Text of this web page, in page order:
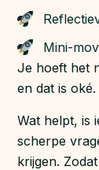
Mini-
Je hoeft het
en dat is oké.
Wat helpt, is
scherpe
krijgen.